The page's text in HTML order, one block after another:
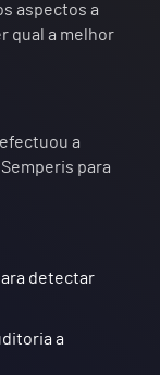
aspectos a
qual a melhor
a
para
detectar
a